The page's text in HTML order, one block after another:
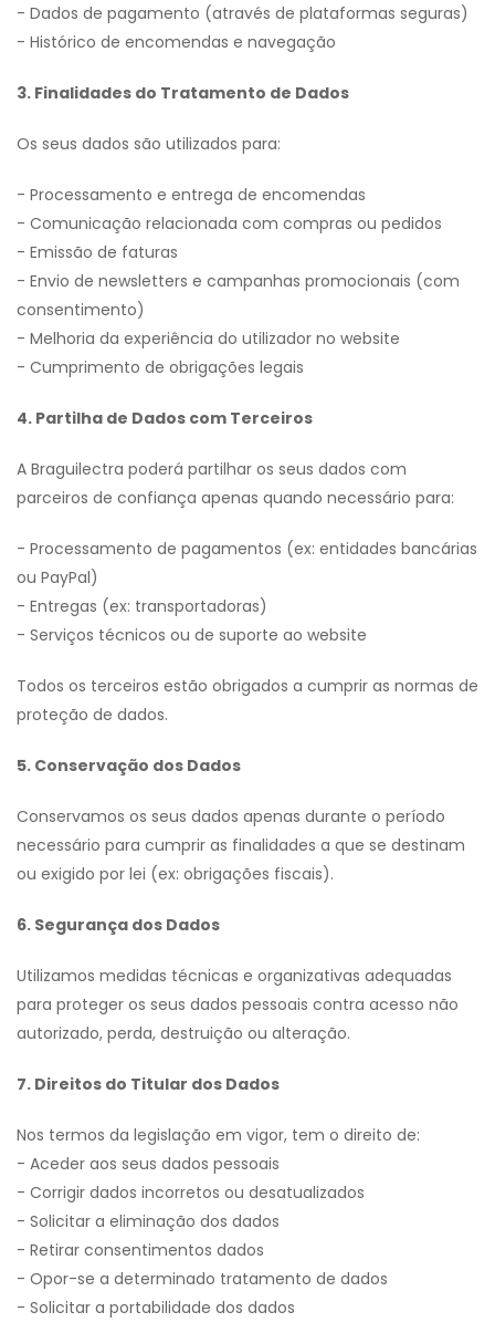
- Dados de pagamento (através de plataformas seguras)
- Histórico de encomendas e navegação
3. Finalidades do Tratamento de Dados
Os seus dados são utilizados para:
- Processamento e entrega de encomendas
- Comunicação relacionada com compras ou pedidos
- Emissão de faturas
- Envio de newsletters e campanhas promocionais (com
consentimento)
- Melhoria da experiência do utilizador no website
- Cumprimento de obrigações legais
4. Partilha de Dados com Terceiros
A Braguilectra poderá partilhar os seus dados com
parceiros de confiança apenas quando necessário para:
- Processamento de pagamentos (ex: entidades bancárias
ou PayPal)
- Entregas (ex: transportadoras)
- Serviços técnicos ou de suporte ao website
Todos os terceiros estão obrigados a cumprir as normas de
proteção de dados.
5. Conservação dos Dados
Conservamos os seus dados apenas durante o período
necessário para cumprir as finalidades a que se destinam
ou exigido por lei (ex: obrigações fiscais).
6. Segurança dos Dados
Utilizamos medidas técnicas e organizativas adequadas
para proteger os seus dados pessoais contra acesso não
autorizado, perda, destruição ou alteração.
7. Direitos do Titular dos Dados
Nos termos da legislação em vigor, tem o direito de:
- Aceder aos seus dados pessoais
- Corrigir dados incorretos ou desatualizados
- Solicitar a eliminação dos dados
- Retirar consentimentos dados
- Opor-se a determinado tratamento de dados
- Solicitar a portabilidade dos dados